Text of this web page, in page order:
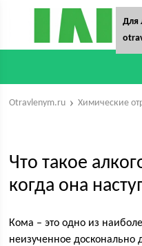
Otravlenym.ru Химические
Что такое
когда она
Кома – это одно из
неизученное досконально
Для